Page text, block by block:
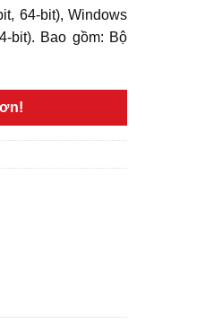
64-bit), Windows
bit). Bao gồm: Bộ